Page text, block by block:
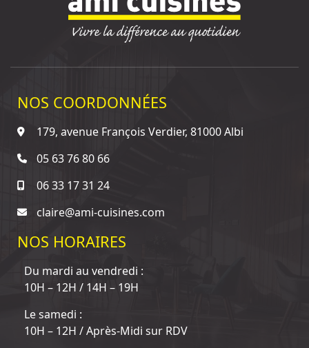
NOS COORDONNÉES
179, avenue François Verdier, 81000 Albi
05 63 76 80 66
06 33 17 31 24
claire@ami-cuisines.com
NOS HORAIRES
Du mardi au vendredi :
10H – 12H / 14H – 19H
Le samedi :
10H – 12H / Après-Midi sur RDV